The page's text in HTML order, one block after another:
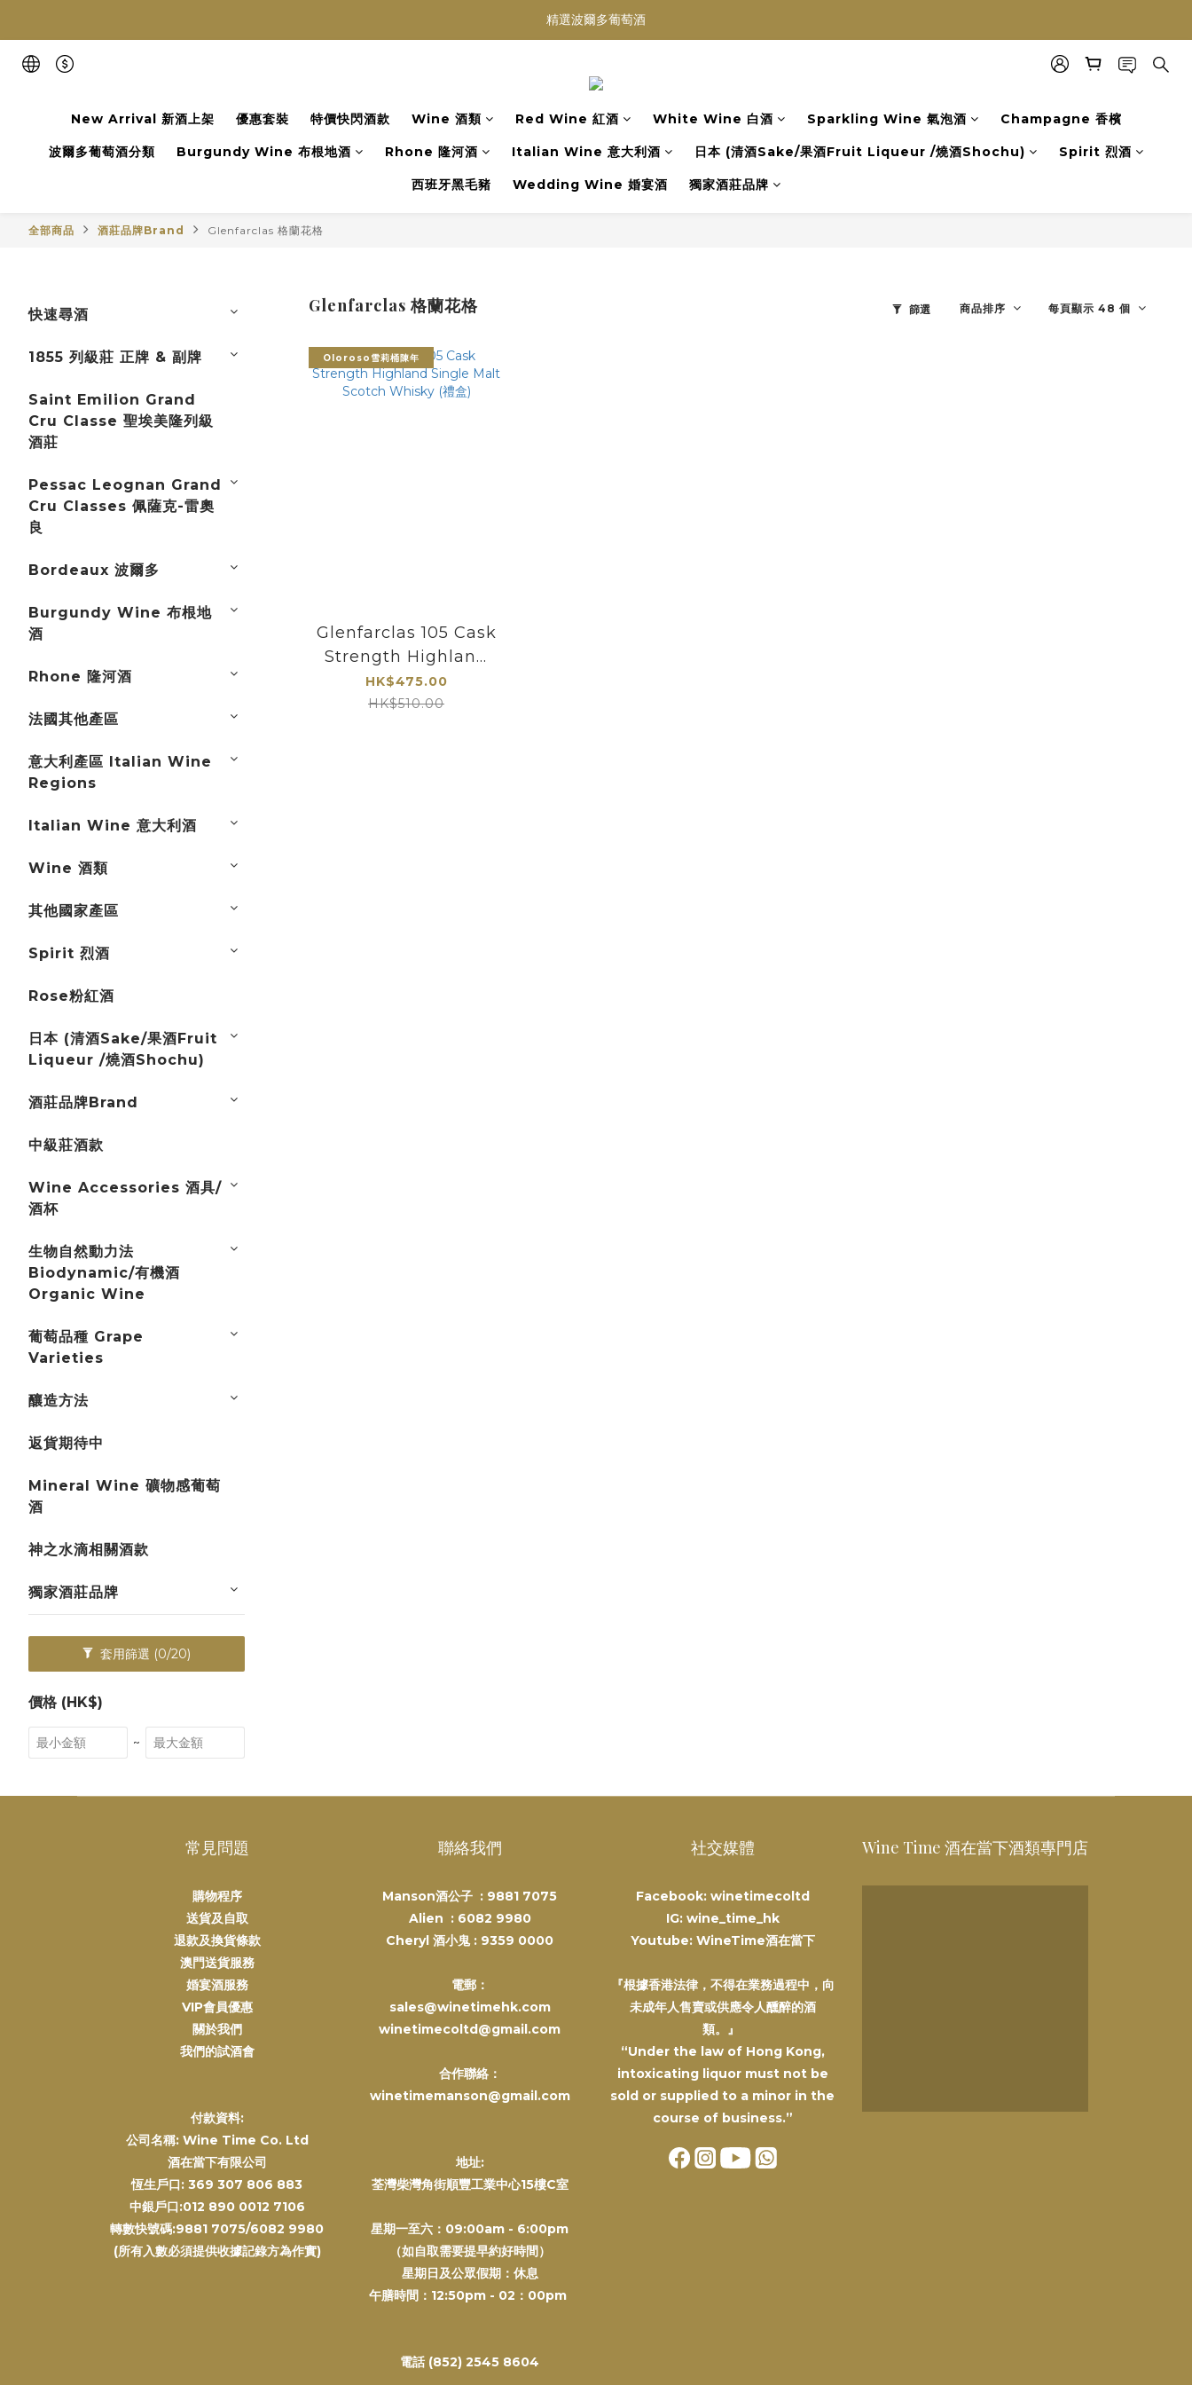
買滿任何酒類 六支 或買滿 $1200 (不限支數) 皆可享免費送貨
Wedding Wine 婚宴酒試酒服務
買滿任何酒類 六支 或買滿 $1200 (不限支數) 皆可享免費送貨
New Arrival 新酒上架 優惠套裝 特價快閃酒款 Wine 酒類 Red Wine 紅酒 White Wine 白酒 Sparkling Wine 氣泡酒 Champagne 香檳
波爾多葡萄酒分類 Burgundy Wine 布根地酒 Rhone 隆河酒 Italian Wine 意大利酒 日本 (清酒Sake/果酒Fruit Liqueur /燒酒Shochu) Spirit 烈酒
西班牙黑毛豬 Wedding Wine 婚宴酒 獨家酒莊品牌
全部商品 酒莊品牌Brand Glenfarclas 格蘭花格
快速尋酒
1855 列級莊 正牌 & 副牌
Saint Emilion Grand
Cru Classe 聖埃美隆列級
酒莊
Pessac Leognan Grand
Cru Classes 佩薩克-雷奧
良
Bordeaux 波爾多
Burgundy Wine 布根地
酒
Rhone 隆河酒
法國其他產區
意大利產區 Italian Wine
Regions
Italian Wine 意大利酒
Wine 酒類
其他國家產區
Spirit 烈酒
Rose粉紅酒
日本 (清酒Sake/果酒Fruit
Liqueur /燒酒Shochu)
酒莊品牌Brand
中級莊酒款
Wine Accessories 酒具/
酒杯
生物自然動力法
Biodynamic/有機酒
Organic Wine
葡萄品種 Grape
Varieties
釀造方法
返貨期待中
Mineral Wine 礦物感葡萄
酒
神之水滴相關酒款
獨家酒莊品牌
套用篩選 (0/20)
價格 (HK$)
~
Glenfarclas 格蘭花格 篩選 商品排序 每頁顯示 48 個
Oloroso雪莉桶陳年
Glenfarclas 105 Cask
Strength Highland
Single Malt Scotch
Whisky (禮盒)
HK$475.00
HK$510.00
常見問題
購物程序
送貨及自取
退款及換貨條款
澳門送貨服務
婚宴酒服務
VIP會員優惠
關於我們
我們的試酒會
付款資料:
公司名稱: Wine Time Co. Ltd
酒在當下有限公司
恆生戶口: 369 307 806 883
中銀戶口:012 890 0012 7106
轉數快號碼:9881 7075/6082 9980
(所有入數必須提供收據記錄方為作實)
聯絡我們
Manson酒公子 : 9881 7075
Alien : 6082 9980
Cheryl 酒小鬼 : 9359 0000
電郵：
sales@winetimehk.com
winetimecoltd@gmail.com
合作聯絡：
winetimemanson@gmail.com
地址:
荃灣柴灣角街順豐工業中心15樓C室
星期一至六：09:00am - 6:00pm
（如自取需要提早約好時間）
星期日及公眾假期：休息
午膳時間：12:50pm - 02：00pm
電話 (852) 2545 8604
社交媒體
Facebook: winetimecoltd
IG: wine_time_hk
Youtube: WineTime酒在當下
『根據香港法律，不得在業務過程中，向
未成年人售賣或供應令人醺醉的酒
類。』
“Under the law of Hong Kong,
intoxicating liquor must not be
sold or supplied to a minor in the
course of business.”
Wine Time 酒在當下酒類專門店